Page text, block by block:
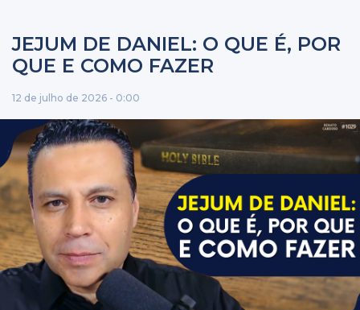
JEJUM DE DANIEL: O QUE É, POR
QUE E COMO FAZER
12 de julho de 2026 - 0:00